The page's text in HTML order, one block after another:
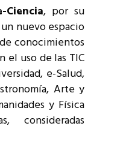
, por su
nuevo espacio
conocimientos
el uso de las TIC
e-Salud,
Arte y
y Física
consideradas